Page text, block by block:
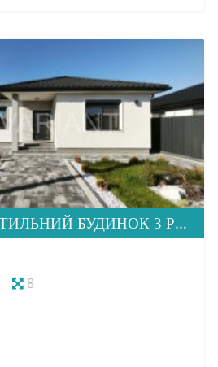
ПРОДАЄТЬСЯ СТИЛЬНИЙ БУДИНОК З РЕМОНТОМ ТА МЕБЛЯМИ, МІК. МИНАЙ
8